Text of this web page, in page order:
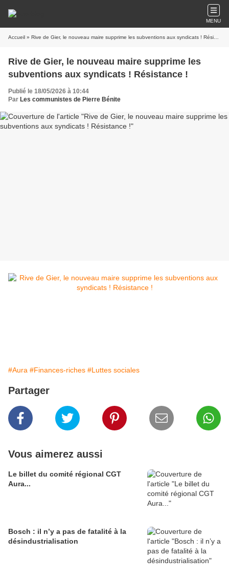
MENU
Accueil » Rive de Gier, le nouveau maire supprime les subventions aux syndicats ! Résistance !
Rive de Gier, le nouveau maire supprime les
subventions aux syndicats ! Résistance !
Publié le 18/05/2026 à 10:44
Par Les communistes de Pierre Bénite
#Aura #Finances-riches #Luttes sociales
Partager
Vous aimerez aussi
Le billet du comité régional CGT
Aura...
Bosch : il n’y a pas de fatalité à la
désindustrialisation